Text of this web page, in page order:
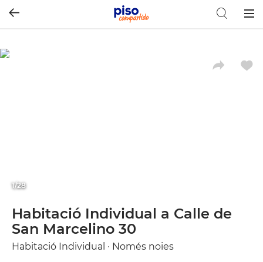
1/28
Habitació Individual a Calle de
San Marcelino 30
Habitació Individual · Només noies